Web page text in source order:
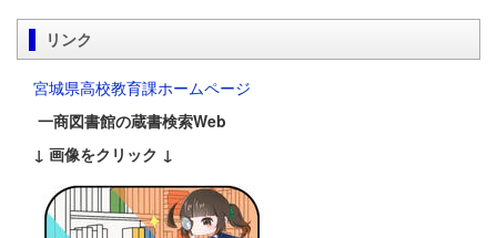
リンク
宮城県高校教育課ホームページ
一商図書館の蔵書検索Web
↓ 画像をクリック ↓